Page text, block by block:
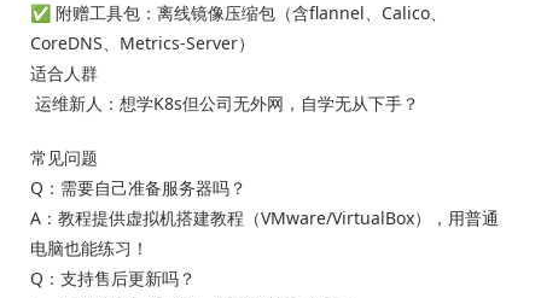
✅ 附赠工具包：离线镜像压缩包（含flannel、Calico、
CoreDNS、Metrics-Server）
适合人群
运维新人：想学K8s但公司无外网，自学无从下手？
常见问题
Q：需要自己准备服务器吗？
A：教程提供虚拟机搭建教程（VMware/VirtualBox），用普通
电脑也能练习！
Q：支持售后更新吗？